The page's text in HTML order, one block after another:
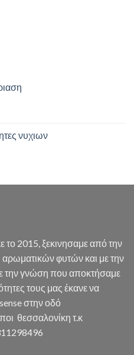
νυχιων
το 2015, ξεκινησαμε από την
αρωματικών φυτών και με την
την γνώση που αποκτήσαμε
τους μας έκανε να
στην οδό
θεσσαλονίκη τ.κ